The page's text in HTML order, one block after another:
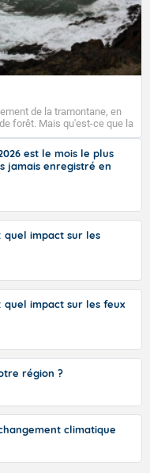
de la tramontane, en
forêt. Mais qu'est-ce que la
? La tramontane est un
à nord, ou ouest à nord-
à la vallée de l’Aude et à
vient du latin trasmontanus,
régions montagneuses
est le mois le plus
jamais enregistré en
quel impact sur les
quel impact sur les feux
région ?
climatique